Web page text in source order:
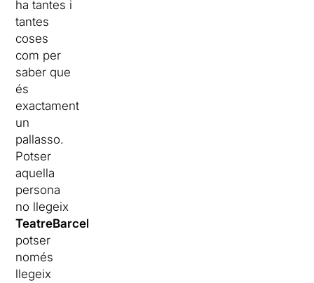
ha tantes i
tantes
coses
com per
saber que
és
exactament
un
pallasso.
Potser
aquella
persona
no llegeix
TeatreBarcelona
potser
només
llegeix